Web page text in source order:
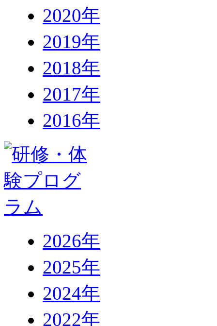
2020年
2019年
2018年
2017年
2016年
2026年
2025年
2024年
2022年